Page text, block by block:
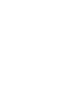
BTW en